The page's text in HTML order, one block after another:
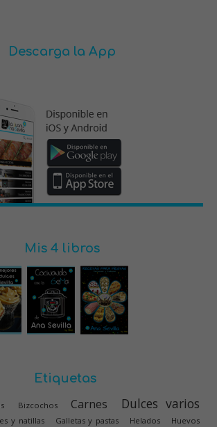
Descarga la App
Mis 4 libros
Etiquetas
Bizcochos Carnes Dulces varios
y natillas Galletas y pastas Helados Huevos